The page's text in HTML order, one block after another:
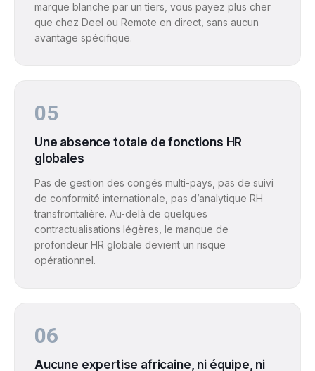
marque blanche par un tiers, vous payez plus cher
que chez Deel ou Remote en direct, sans aucun
avantage spécifique.
05
Une absence totale de fonctions HR
globales
Pas de gestion des congés multi-pays, pas de suivi
de conformité internationale, pas d’analytique RH
transfrontalière. Au-delà de quelques
contractualisations légères, le manque de
profondeur HR globale devient un risque
opérationnel.
06
Aucune expertise africaine, ni équipe, ni